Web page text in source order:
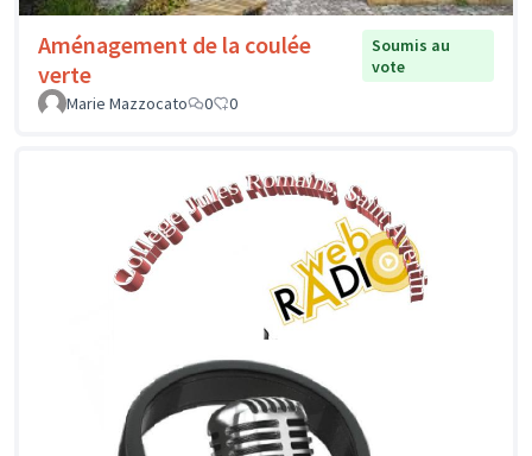
Aménagement de la coulée
verte
Soumis au
vote
Marie Mazzocato
0 0